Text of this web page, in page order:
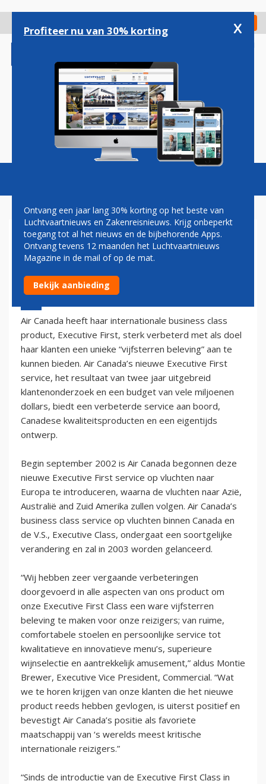
gaan
Check in
Magazine Podcasts Vacatures
AIR CANADA BIEDT 5
STERREN BELEVING
29 september 2002 - 2:00
Air Canada heeft haar internationale business class
product, Executive First, sterk verbeterd met als doel
haar klanten een unieke “vijfsterren beleving” aan te
kunnen bieden. Air Canada’s nieuwe Executive First
service, het resultaat van twee jaar uitgebreid
klantenonderzoek en een budget van vele miljoenen
dollars, biedt een verbeterde service aan boord,
Canadese kwaliteitsproducten en een eigentijds
ontwerp.
Begin september 2002 is Air Canada begonnen deze
nieuwe Executive First service op vluchten naar
Europa te introduceren, waarna de vluchten naar Azië,
Australië and Zuid Amerika zullen volgen. Air Canada’s
business class service op vluchten binnen Canada en
de V.S., Executive Class, ondergaat een soortgelijke
verandering en zal in 2003 worden gelanceerd.
“Wij hebben zeer vergaande verbeteringen
doorgevoerd in alle aspecten van ons product om
onze Executive First Class een ware vijfsterren
beleving te maken voor onze reizigers; van ruime,
comfortabele stoelen en persoonlijke service tot
kwalitatieve en innovatieve menu’s, superieure
wijnselectie en aantrekkelijk amusement,” aldus Montie
Brewer, Executive Vice President, Commercial. “Wat
we te horen krijgen van onze klanten die het nieuwe
product reeds hebben gevlogen, is uiterst positief en
bevestigt Air Canada’s positie als favoriete
maatschappij van ‘s werelds meest kritische
internationale reizigers.”
“Sinds de introductie van de Executive First Class in
Profiteer nu van 30% korting x
Ontvang een jaar lang 30% korting op het beste van
Luchtvaartnieuws en Zakenreisnieuws. Krijg onbeperkt
toegang tot al het nieuws en de bijbehorende Apps.
Ontvang tevens 12 maanden het Luchtvaartnieuws
Magazine in de mail of op de mat.
Bekijk aanbieding